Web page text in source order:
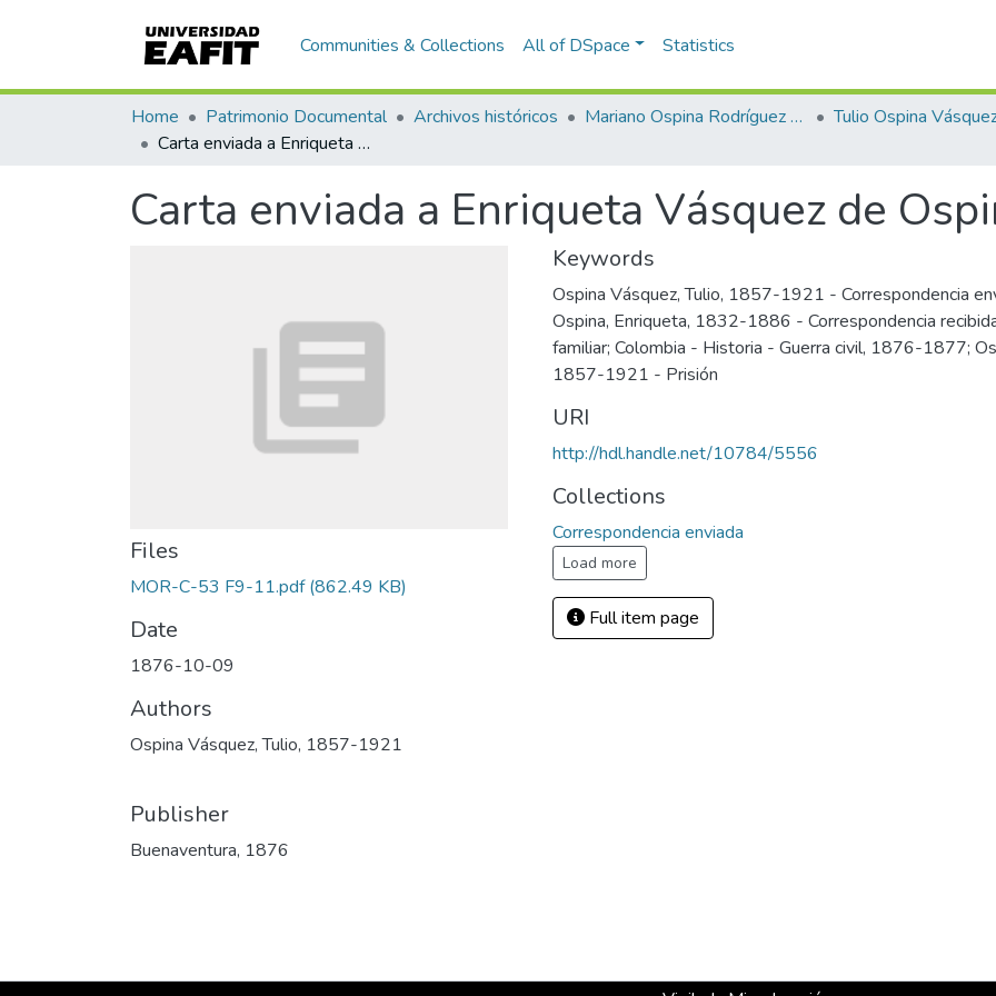
Communities & Collections All of DSpace Statistics
Home Patrimonio Documental Archivos históricos Mariano Ospina Rodríguez (1826 -1912) Tulio Ospina
Carta enviada a Enriqueta Vásquez de Ospina
Carta enviada a Enriqueta Vásquez de
Files
MOR-C-53 F9-11.pdf(862.49 KB)
Date
1876-10-09
Authors
Ospina Vásquez, Tulio, 1857-1921
Publisher
Buenaventura, 1876
Keywords
Ospina Vásquez, Tulio, 1857-1921 - Correspondencia
Ospina, Enriqueta, 1832-1886 - Correspondencia
familiar; Colombia - Historia - Guerra civil, 1876-1877;
1857-1921 - Prisión
URI
http://hdl.handle.net/10784/5556
Collections
Correspondencia enviada
Load more
Full item page